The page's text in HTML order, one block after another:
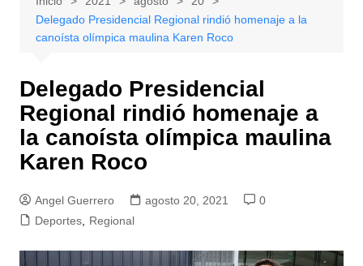
Delegado Presidencial Regional rindió homenaje a la
canoísta olímpica maulina Karen Roco
Delegado Presidencial
Regional rindió homenaje a
la canoísta olímpica maulina
Karen Roco
Angel Guerrero agosto 20, 2021
0
Deportes, Regional